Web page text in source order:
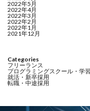
2022年5月
2022年4月
2022年3月
2022年2月
2022年1月
2021年12月
Categories
フリーランス
プログラミングスクール・学
就活・新卒採用
転職・中途採用